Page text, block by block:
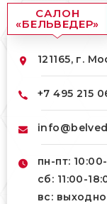
САЛОН
«БЕЛЬВЕДЕР»
121165, г.
+7 495 215
пн-пт:
сб: 11:00-
вс: